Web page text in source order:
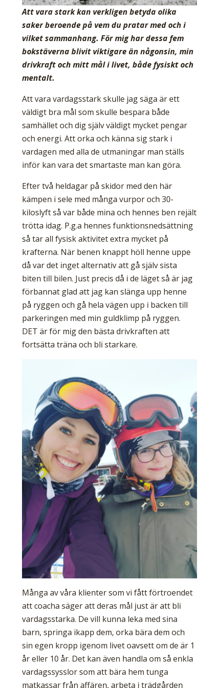
Att vara stark kan verkligen betyda olika
saker beroende på vem du pratar med och i
vilket sammanhang. För mig har dessa fem
bokstäverna blivit viktigare än någonsin, min
drivkraft och mitt mål i livet, både fysiskt och
mentalt.
Att vara vardagsstark skulle jag säga är ett
väldigt bra mål som skulle bespara både
samhället och dig själv väldigt mycket pengar
och energi. Att orka och känna sig stark i
vardagen med alla de utmaningar man ställs
inför kan vara det smartaste man kan göra.
Efter två heldagar på skidor med den här
kämpen i sele med många vurpor och 30-
kiloslyft så var både mina och hennes ben rejält
trötta idag. P.g.a hennes funktionsnedsättning
så tar all fysisk aktivitet extra mycket på
krafterna. När benen knappt höll henne uppe
då var det inget alternativ att gå själv sista
biten till bilen. Just precis då i de läget så är jag
förbannat glad att jag kan slänga upp henne
på ryggen och gå hela vägen upp i backen till
parkeringen med min guldklimp på ryggen.
DET är för mig den bästa drivkraften att
fortsätta träna och bli starkare.
Många av våra klienter som vi fått förtroendet
att coacha säger att deras mål just är att bli
vardagsstarka. De vill kunna leka med sina
barn, springa ikapp dem, orka bära dem och
sin egen kropp igenom livet oavsett om de är 1
år eller 10 år. Det kan även handla om så enkla
vardagssysslor som att bära hem tunga
matkassar från affären, arbeta i trädgården